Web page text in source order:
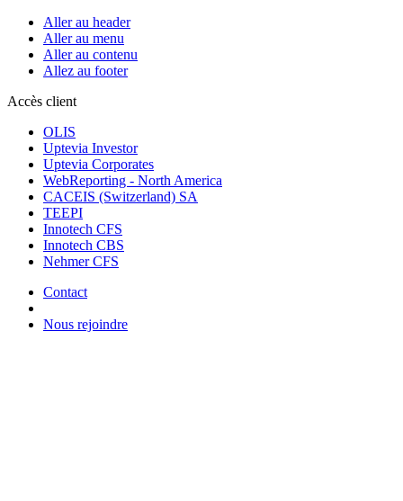
Aller au header
Aller au menu
Aller au contenu
Allez au footer
Accès client
OLIS
Uptevia Investor
Uptevia Corporates
WebReporting - North America
CACEIS (Switzerland) SA
TEEPI
Innotech CFS
Innotech CBS
Nehmer CFS
Contact
Nous rejoindre